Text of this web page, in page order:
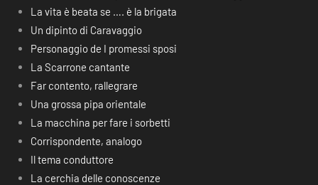
La vita è beata se …. è la brigata
Un dipinto di Caravaggio
Personaggio de I promessi sposi
La Scarrone cantante
Far contento, rallegrare
Una grossa pipa orientale
La macchina per fare i sorbetti
Corrispondente, analogo
Il tema conduttore
La cerchia delle conoscenze